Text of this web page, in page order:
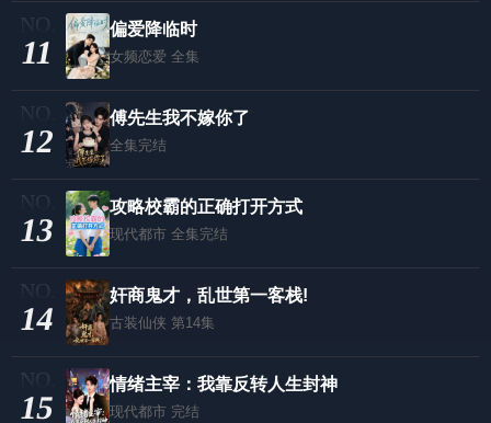
11
偏爱降临时
女频恋爱 全集
12
傅先生我不嫁你了
全集完结
13
攻略校霸的正确打开方式
现代都市 全集完结
14
奸商鬼才，乱世第一客栈!
古装仙侠 第14集
15
情绪主宰：我靠反转人生封神
现代都市 完结